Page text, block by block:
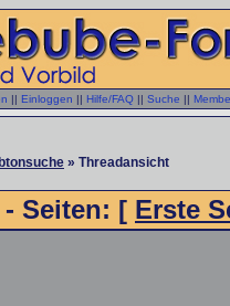
|| Einloggen || Hilfe/FAQ || Suche ||
» Threadansicht
Seiten: [ Erste